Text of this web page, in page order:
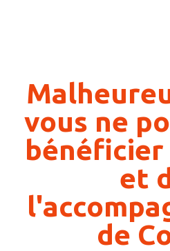
vous ne
bénéficier
et
de